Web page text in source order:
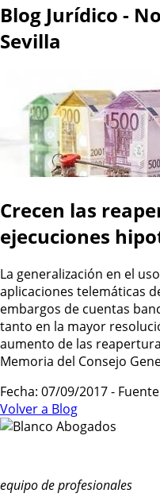
Blog Jurídico -
Sevilla
Crecen las
ejecuciones
La generalización en el
aplicaciones telemáticas
embargos de cuentas
tanto en la mayor
aumento de las
Memoria del Consejo
Fecha: 07/09/2017 -
Volver a Blog
equipo de profesionales